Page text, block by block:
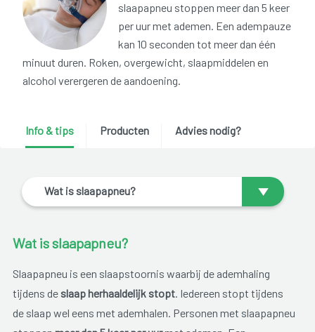
slaapapneu stoppen meer dan 5 keer
per uur met ademen. Een adempauze
kan 10 seconden tot meer dan één
minuut duren. Roken, overgewicht, slaapmiddelen en
alcohol verergeren de aandoening.
Info & tips Producten Advies nodig?
Wat is slaapapneu?
Wat is slaapapneu?
Slaapapneu is een slaapstoornis waarbij de ademhaling
tijdens deslaap herhaaldelijk stopt. Iedereen stopt tijdens
de slaap wel eens met ademhalen. Personen met slaapapneu